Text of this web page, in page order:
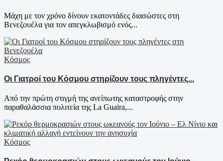
Μάχη με τον χρόνο δίνουν εκατοντάδες διασώστες στη
Βενεζουέλα για τον απεγκλωβισμό ενός...
Κόσμος
Οι Γιατροί του Κόσμου στηρίζουν τους πληγέντες...
Από την πρώτη στιγμή της ανείπωτης καταστροφής στην
παραθαλάσσια πολιτεία της La Guaira,...
Κόσμος